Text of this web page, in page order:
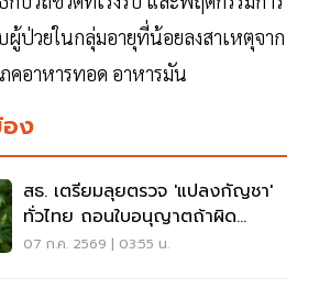
ผู้ป่วยในกลุ่มอายุที่น้อยลงสาเหตุจาก
คอาหารทอด อาหารมัน
ง
สธ. เตรียมลุยตรวจ 'แปลงกัญชา'
ทั่วไทย ถอนใบอนุญาตถ้าผิด
เงื่อนไข
07 ก.ค. 2569 | 03:55 น.